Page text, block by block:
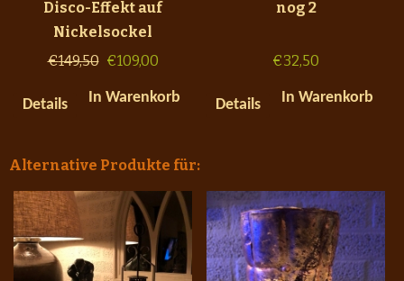
Disco-Effekt auf
Nickelsockel
€149,50 €109,00
Details In Warenkorb
nog 2
€32,50
Details In Warenkorb
Alternative Produkte für: